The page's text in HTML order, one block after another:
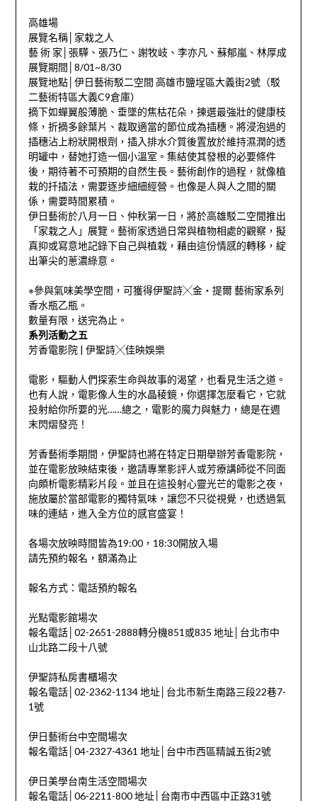
高雄場
展覽名稱│家栽之人
藝 術 家│張驊、張乃仁、謝牧岐、李亦凡、蘇郁嵐、林厚成
展覽期間│8/01~8/30
展覽地點│伊日藝術駁二空間 高雄市鹽埕區大義街2號（駁
二藝術特區大義C9倉庫）
摘下如蟬翼般薄脆、垂墜的焦枯花朵，揀選最強壯的健康枝
條，折摘多餘葉片、裁取適當的節位成為插穗。將浸泡過的
插穗沾上粉狀開根劑，插入排水介質後置放於維持濕潤的透
明罐中，替她打造一個小溫室。集結使其發根的必要條件
後，期待著不可預期的自然生長。藝術創作的過程，就像植
栽的扦插法，需要逐步細細經營。也像是人與人之間的關
係，需要時間累積。
伊日藝術於八月一日、仲秋第一日，將於高雄駁二空間推出
「家栽之人」展覽。藝術家透過日常與植物相處的觀察，擬
真抑或寫意地記錄下自己與植栽，藉由這份情感的轉移，綻
出筆尖的蔥濃綠意。
※參與氣味美學空間，可獲得伊聖詩╳金‧提爾 藝術家系列
香水瓶乙瓶。
數量有限，送完為止。
系列活動之五
芳香電影院 | 伊聖詩╳佳映娛樂
電影，驅動人們探索生命與故事的渴望，也看見生活之道。
也有人說，電影像人生的水晶稜鏡，你選擇怎麼看它，它就
投射給你所要的光……總之，電影的魔力與魅力，總是在週
末閃熠發亮！
芳香藝術季期間，伊聖詩也將在特定日期舉辦芳香電影院，
並在電影放映結束後，邀請專業影評人或芳療講師從不同面
向頗析電影精彩片段。並且在這投射心靈光芒的電影之夜，
施放屬於當部電影的獨特氣味，讓您不只從視覺，也透過氣
味的連結，進入全方位的感官盛宴！
各場次放映時間皆為19:00，18:30開放入場
請先預約報名，額滿為止
報名方式：電話預約報名
光點電影館場次
報名電話│02-2651-2888轉分機851或835 地址│台北市中
山北路二段十八號
伊聖詩私房書櫃場次
報名電話│02-2362-1134 地址│台北市新生南路三段22巷7-
1號
伊日藝術台中空間場次
報名電話│04-2327-4361 地址│台中市西區精誠五街2號
伊日美學台南生活空間場次
報名電話│06-2211-800 地址│台南市中西區中正路31號